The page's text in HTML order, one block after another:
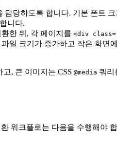
담당하도록 합니다. 기본 폰트 크
니다.
한 뒤, 각 페이지를 <div
일 크기가 증가하고 작은 화면
, 큰 이미지는 CSS @media 쿼리
워크플로는 다음을 수행해야